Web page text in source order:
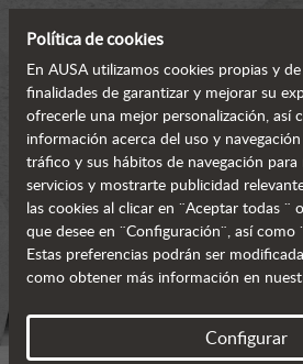
Política de cookies
En AUSA utilizamos cookies propias y
finalidades de garantizar y mejorar su
ofrecerle una mejor personalización, así
información acerca del uso y
tráfico y sus hábitos de navegación
servicios y mostrarte publicidad
las cookies al clicar en ¨Aceptar todas ¨
que desee en ¨Configuración¨, así como
Estas preferencias podrán ser
como obtener más información en
Configurar